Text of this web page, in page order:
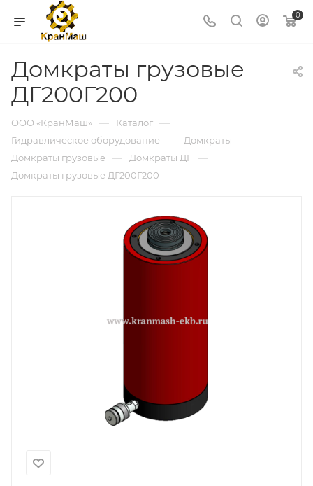
0
Домкраты грузовые
ДГ200Г200
ООО «КранМаш» — Каталог —
Гидравлическое оборудование — Домкраты —
Домкраты грузовые — Домкраты ДГ —
Домкраты грузовые ДГ200Г200